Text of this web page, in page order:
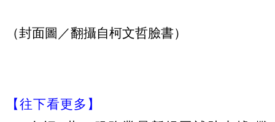
（封面圖／翻攝自柯文哲臉書）
【往下看更多】